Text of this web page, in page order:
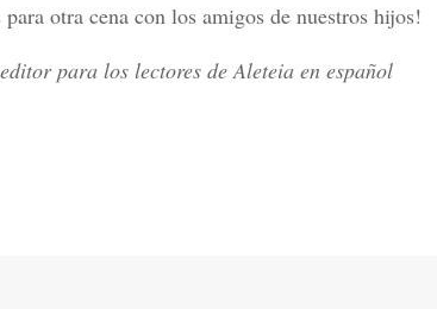
otra cena con los amigos de nuestros hijos!
para los lectores de Aleteia en español